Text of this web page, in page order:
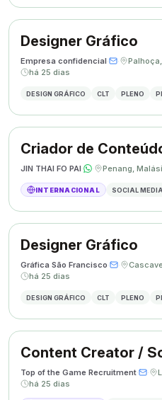
Designer Gráfico
Empresa confidencial· ·
há 25 dias
DESIGN GRÁFICO CLT PLENO
Criador de
JIN THAI FO PAI· · Penang,
INTERNACIONAL SOCIAL MEDIA
Designer Gráfico
Gráfica São Francisco· ·
há 25 dias
DESIGN GRÁFICO CLT PLENO
Content Creator /
Top of the Game Recruitment· ·
há 25 dias